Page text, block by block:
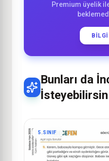
Premium üyelik
Bunları da
İsteyebilirsin
5.SINIF